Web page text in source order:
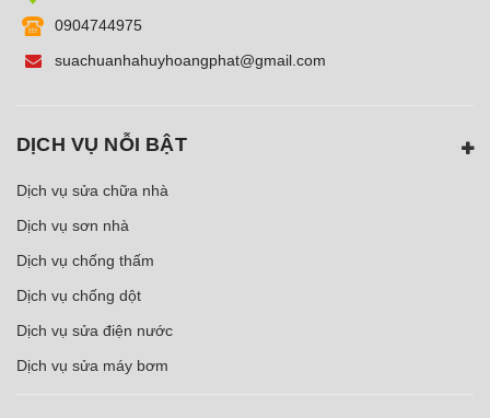
0904744975
suachuanhahuyhoangphat@gmail.com
DỊCH VỤ NỖI BẬT
Dịch vụ sửa chữa nhà
Dịch vụ sơn nhà
Dịch vụ chống thấm
Dịch vụ chống dột
Dịch vụ sửa điện nước
Dịch vụ sửa máy bơm